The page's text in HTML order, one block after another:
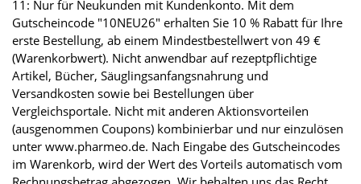
11: Nur für Neukunden mit Kundenkonto. Mit dem
Gutscheincode "10NEU26" erhalten Sie 10 % Rabatt für Ihre
erste Bestellung, ab einem Mindestbestellwert von 49 €
(Warenkorbwert). Nicht anwendbar auf rezeptpflichtige
Artikel, Bücher, Säuglingsanfangsnahrung und
Versandkosten sowie bei Bestellungen über
Vergleichsportale. Nicht mit anderen Aktionsvorteilen
(ausgenommen Coupons) kombinierbar und nur einzulösen
unter www.pharmeo.de. Nach Eingabe des Gutscheincodes
im Warenkorb, wird der Wert des Vorteils automatisch vom